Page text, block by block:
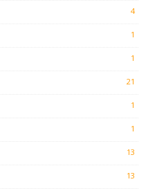
4
1
1
21
1
1
13
13